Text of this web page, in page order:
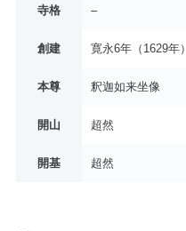
寺格 –
創建 寛永6年（1629年）
本尊 釈迦如来坐像
開山 超然
開基 超然